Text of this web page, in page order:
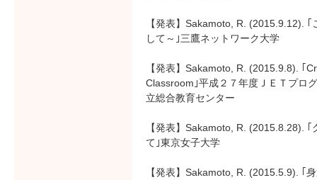
【発表】Sakamoto, R. (2015.9.12).
して～｣三鷹ネットワーク大学
【発表】Sakamoto, R. (2015.9.8). ｢
Classroom｣平成２７年度ＪＥＴプロ
立総合教育センター
【発表】Sakamoto, R. (2015.8.28).
て｣東京女子大学
【発表】Sakamoto, R. (2015.5.9). ｢